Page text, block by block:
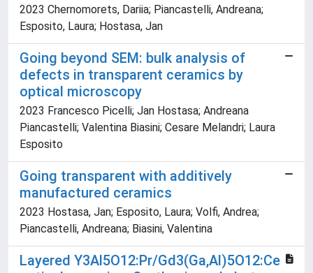
2023 Chernomorets, Dariia; Piancastelli, Andreana;
Esposito, Laura; Hostasa, Jan
Going beyond SEM: bulk analysis of
defects in transparent ceramics by
optical microscopy
2023 Francesco Picelli; Jan Hostasa; Andreana
Piancastelli; Valentina Biasini; Cesare Melandri; Laura
Esposito
Going transparent with additively
manufactured ceramics
2023 Hostasa, Jan; Esposito, Laura; Volfi, Andrea;
Piancastelli, Andreana; Biasini, Valentina
Layered Y3Al5O12:Pr/Gd3(Ga,Al)5O12:Ce